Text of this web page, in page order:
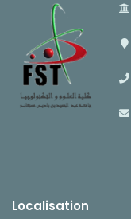
Localisation